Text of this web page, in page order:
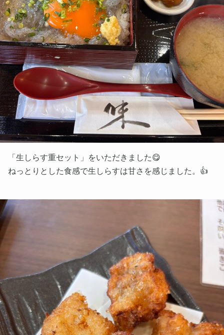
「生しらす重セット」をいただきました😋
ねっとりとした食感で生しらすは甘さを感じました。👍